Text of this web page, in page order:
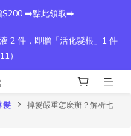
$200 ➡️點此領取➡️
2 件，即贈「活化髮根」1 件
）
髮
掉髮嚴重怎麼辦？解析七